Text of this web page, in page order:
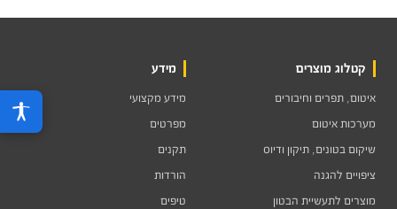
קטלוג מוצרים
איטום, תפרים וחיבורים
מערכות איטום
שיקום בטונים, תיקון ודיוס
ציפויים להגנה
מוצרים לתעשיית הבטון
מידע
מידע מקצועי
מפרטים
תקנים
הורדות
טיפים